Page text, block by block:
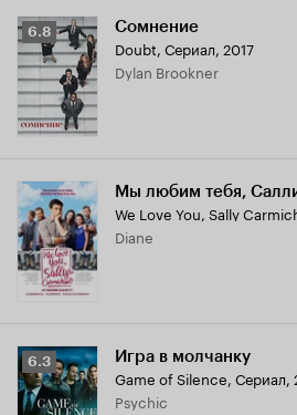
Рейтинг
Кинопоиска
6.8
6.8 Сомнение
Doubt, Сериал, 2017
Dylan Brookner
Мы любим тебя,
We Love You, Sally
Diane
Рейтинг
Кинопоиска
6.3
6.3 Игра в молчанку
Game of Silence, Сериал,
Psychic